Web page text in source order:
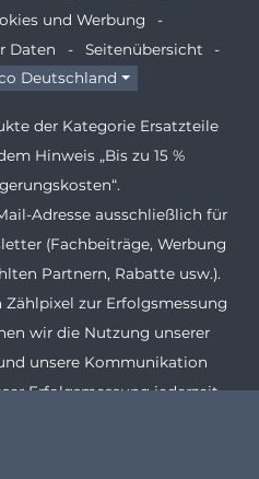
und Werbung
Daten
Seitenübersicht
Deutschland
der Kategorie Ersatzteile
Hinweis „Bis zu 15 %
Adresse ausschließlich für
(Fachbeiträge, Werbung
Partnern, Rabatte usw.).
zur Erfolgsmessung
wir die Nutzung unserer
unsere Kommunikation
Erfolgsmessung jederzeit